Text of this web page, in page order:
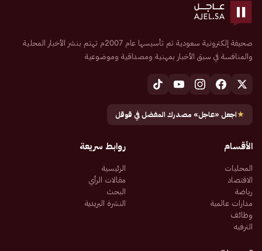
صحيفة إلكترونية سعودية تم تأسيسها عام 2007م تهتم بنشر الأخبار المحلية
والمنافسة في سبق الأخبار بمهنية ومصداقية وموضوعية
★اجعل «عاجل» مصدرك المفضل في قوقل
الأقسام
المحليات
الاقتصاد
رياضة
مدارات عالمية
وظائف
الترفيه
روابط سريعة
الرئيسية
مقالات الرأي
البحث
النشرة البريدية